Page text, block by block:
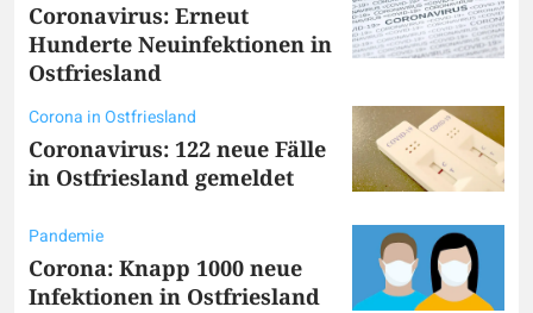
Coronavirus: Erneut
Hunderte Neuinfektionen in
Ostfriesland
Corona in Ostfriesland
Coronavirus: 122 neue Fälle
in Ostfriesland gemeldet
Pandemie
Corona: Knapp 1000 neue
Infektionen in Ostfriesland